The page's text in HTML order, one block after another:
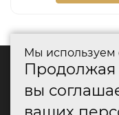
Мы используем
Продолжая
вы